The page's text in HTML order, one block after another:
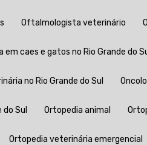
Oftalmologista veterinário
em caes e gatos no Rio Grande do
no Rio Grande do Sul
Sul Ortopedia animal
Ortopedia veterinária emergencial